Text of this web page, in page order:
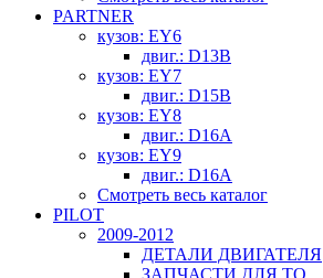
PARTNER
кузов: EY6
двиг.: D13B
кузов: EY7
двиг.: D15B
кузов: EY8
двиг.: D16A
кузов: EY9
двиг.: D16A
Смотреть весь каталог
PILOT
2009-2012
ДЕТАЛИ ДВИГАТЕЛЯ
ЗАПЧАСТИ ДЛЯ ТО